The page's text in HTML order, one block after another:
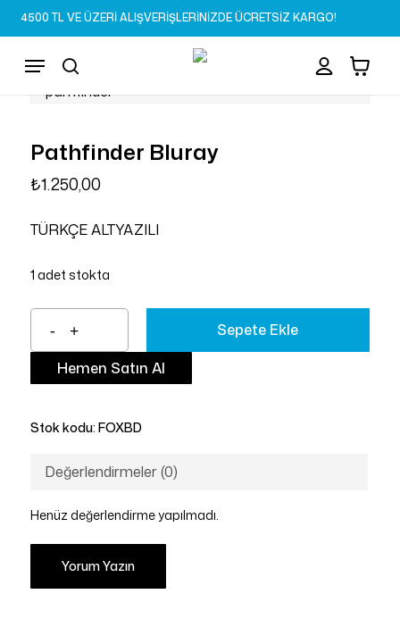
Skip
to
content
4500 TL VE ÜZERİ ALIŞVERİŞLERİNİZDE ÜCRETSİZ KARGO!
search
Menu Sepet Close
Cart
Pathfinder Bluray
₺1.250,00
TÜRKÇE ALTYAZILI
1 adet stokta
Sepete Ekle
Hemen Satın Al
Stok kodu: FOXBD
Değerlendirmeler (0)
Henüz değerlendirme yapılmadı.
Yorum Yazın